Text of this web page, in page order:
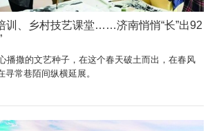
训、乡村技艺课堂……济南悄悄“长”出92
播撒的文艺种子，在这个春天破土而出，在春风
常巷陌间纵横延展。